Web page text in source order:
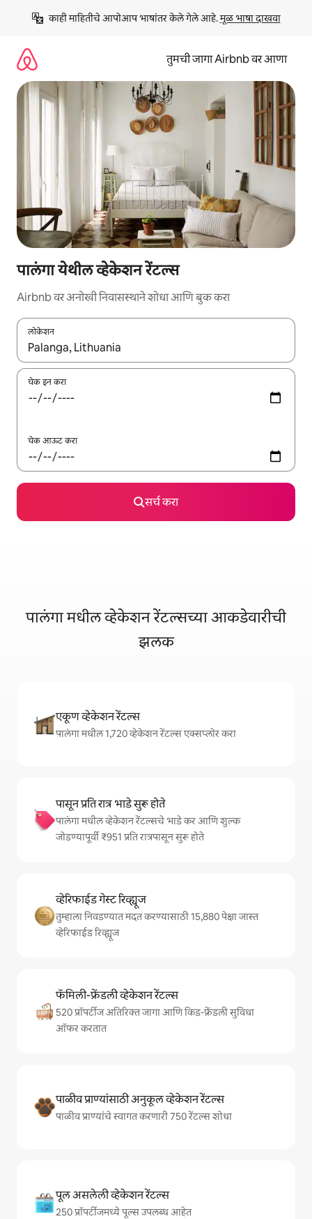
काही माहितीचे आपोआप भाषांतर केले गेले आहे. मूळ भाषा दाखवा
तुमची जागा Airbnb वर आणा
पालंगा येथील व्हेकेशन रेंटल्स
Airbnb वर अनोखी निवासस्थाने शोधा आणि बुक करा
लोकेशन
जेव्हा परिणाम उपलब्ध असतील, तेव्हा वरच्या आणि खाली बाणांच्या किजसह
चेक इन करा
चेक आऊट करा
सर्च करा
पालंगा मधील व्हेकेशन रेंटल्सच्या आकडेवारीची
झलक
एकूण व्हेकेशन रेंटल्स
पालंगा मधील 1,720 व्हेकेशन रेंटल्स एक्सप्लोर करा
पासून प्रति रात्र भाडे सुरू होते
पालंगा मधील व्हेकेशन रेंटल्सचे भाडे कर आणि शुल्क
जोडण्यापूर्वी ₹951 प्रति रात्रपासून सुरू होते
व्हेरिफाईड गेस्ट रिव्ह्यूज
तुम्हाला निवडण्यात मदत करण्यासाठी 15,880 पेक्षा जास्त
व्हेरिफाईड रिव्ह्यूज
फॅमिली-फ्रेंडली व्हेकेशन रेंटल्स
520 प्रॉपर्टीज अतिरिक्त जागा आणि किड-फ्रेंडली सुविधा
ऑफर करतात
पाळीव प्राण्यांसाठी अनुकूल व्हेकेशन रेंटल्स
पाळीव प्राण्यांचे स्वागत करणारी 750 रेंटल्स शोधा
पूल असलेली व्हेकेशन रेंटल्स
250 प्रॉपर्टीजमध्ये पूल्स उपलब्ध आहेत